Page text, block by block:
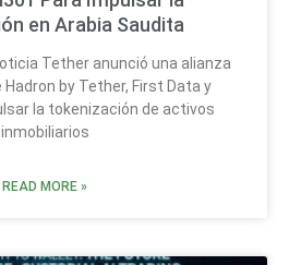
en Arabia Saudita
Tether anunció una alianza
by Tether, First Data y
la tokenización de activos
inmobiliarios
READ MORE »